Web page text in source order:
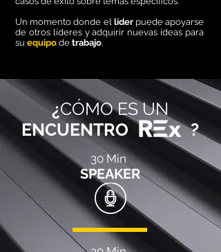
Un momento donde el líderpuede apoyarse
de otros líderes y adquirir nuevas ideas para
su equipo de trabajo.
¿CÓMO ES UN
ENCUENTRO
?
30 Min
SPEAKER